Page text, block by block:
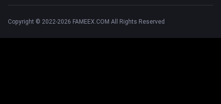
Copyright © 2022-2026 FAMEEX.COM All Rights Reserved